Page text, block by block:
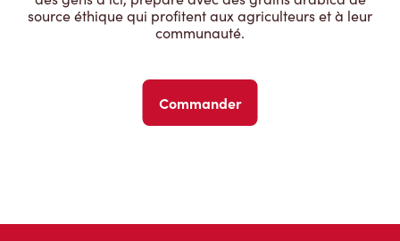
source éthique qui profitent aux agriculteurs et à leur
communauté.
Commander